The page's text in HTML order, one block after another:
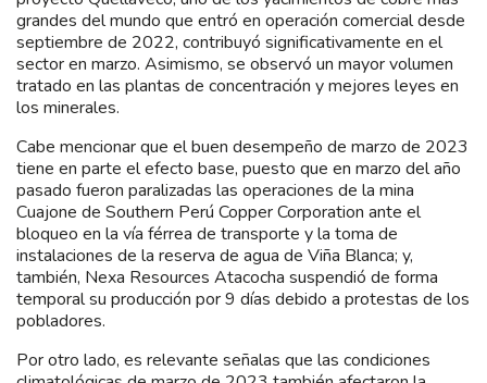
grandes del mundo que entró en operación comercial desde
septiembre de 2022, contribuyó significativamente en el
sector en marzo. Asimismo, se observó un mayor volumen
tratado en las plantas de concentración y mejores leyes en
los minerales.
Cabe mencionar que el buen desempeño de marzo de 2023
tiene en parte el efecto base, puesto que en marzo del año
pasado fueron paralizadas las operaciones de la mina
Cuajone de Southern Perú Copper Corporation ante el
bloqueo en la vía férrea de transporte y la toma de
instalaciones de la reserva de agua de Viña Blanca; y,
también, Nexa Resources Atacocha suspendió de forma
temporal su producción por 9 días debido a protestas de los
pobladores.
Por otro lado, es relevante señalas que las condiciones